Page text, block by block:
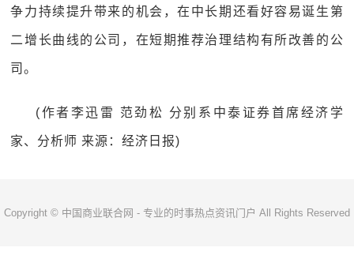
争力持续提升带来的机会，在中长期还看好容易诞生第
二增长曲线的公司，在短期推荐治理结构有所改善的公
司。
(作者李迅雷 范劲松 分别系中泰证券首席经济学
家、分析师 来源：经济日报)
Copyright © 中国商业联合网 - 专业的时事热点资讯门户 All Rights Reserved